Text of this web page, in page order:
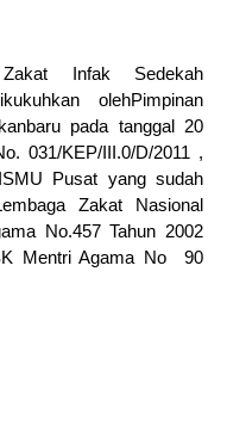
Infak Sedekah
olehPimpinan
pada tanggal 20
031/KEP/III.0/D/2011 ,
Pusat yang sudah
Zakat Nasional
No.457 Tahun 2002
Mentri Agama No 90